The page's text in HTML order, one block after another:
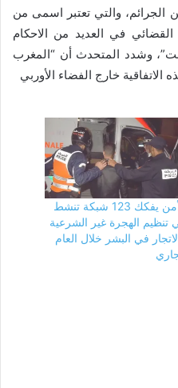
الجرائم، والتي تعتبر اسمى من
القضائي في العديد من الاحكام
وشدد المتحدث أن “المغرب
الاتفاقية خارج الفضاء الأوربي
الأمن يفكك 123 شبكة تنشط
تنظيم الهجرة غير الشرعية
في البشر خلال العام